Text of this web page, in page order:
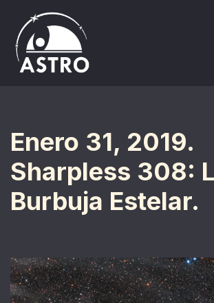
Saltar
al
contenido
Enero 31, 2019.
Sharpless 308:
Burbuja Estelar.